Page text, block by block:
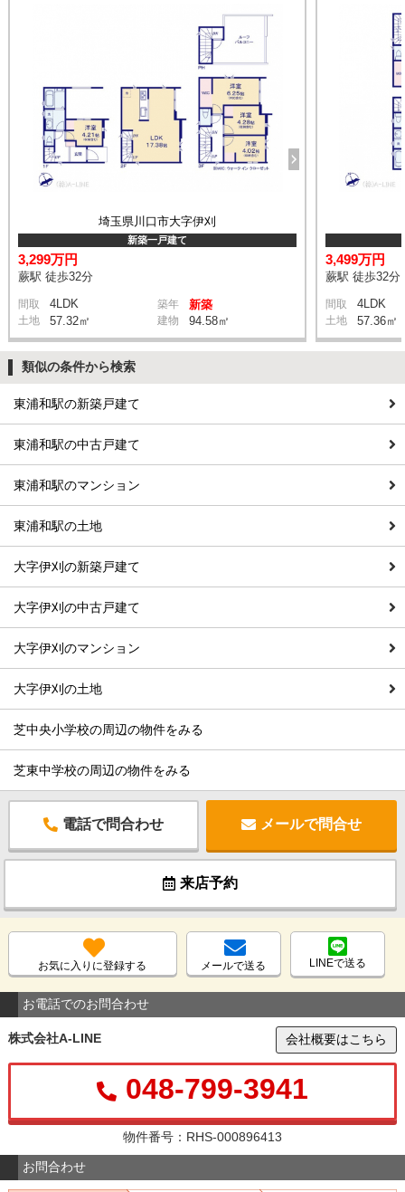
埼玉県川口市大字伊刈
新築一戸建て
3,299万円
蕨駅 徒歩32分
間取 4LDK 築年 新築
土地 57.32㎡ 建物 94.58㎡
3,499万円
蕨駅 徒歩32分
間取 4LDK
土地 57.36㎡
類似の条件から検索
東浦和駅の新築戸建て
東浦和駅の中古戸建て
東浦和駅のマンション
東浦和駅の土地
大字伊刈の新築戸建て
大字伊刈の中古戸建て
大字伊刈のマンション
大字伊刈の土地
芝中央小学校の周辺の物件をみる
芝東中学校の周辺の物件をみる
電話で問合わせ メールで問合せ
来店予約
お気に入りに登録する メールで送る LINEで送る
お電話でのお問合わせ
株式会社A-LINE 会社概要はこちら
048-799-3941
物件番号：RHS-000896413
お問合わせ